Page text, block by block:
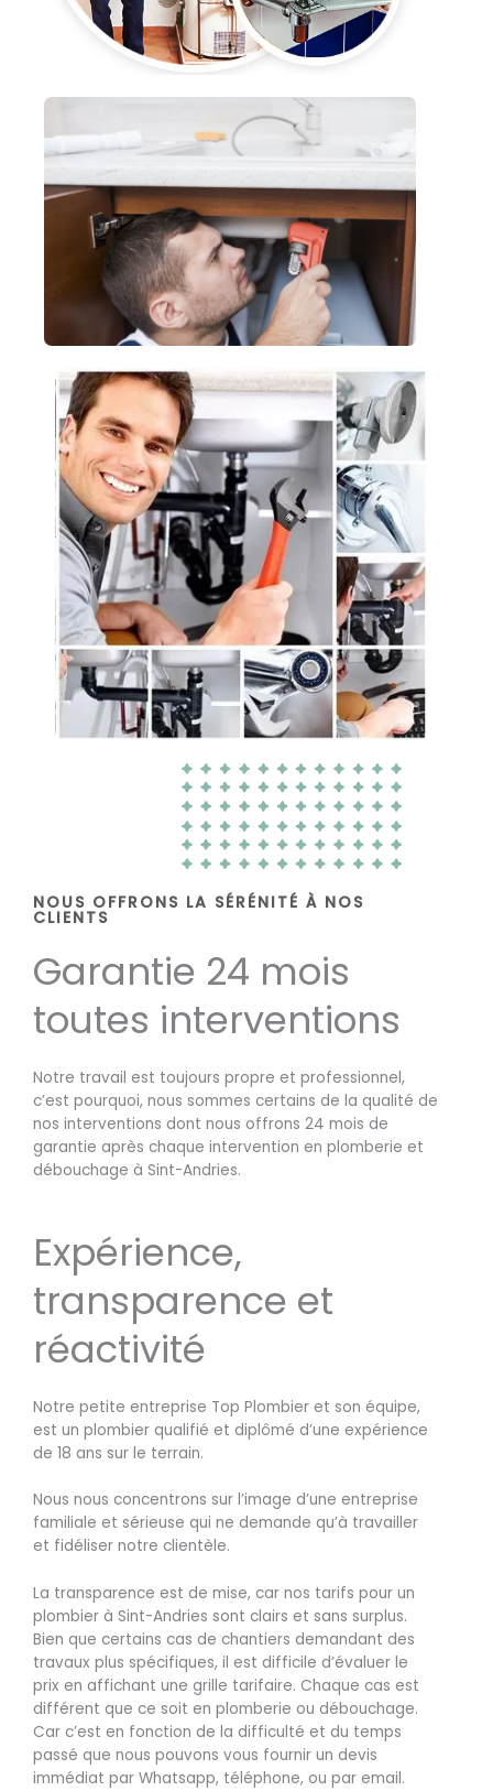
NOUS OFFRONS LA SÉRÉNITÉ À NOS
CLIENTS
Garantie 24 mois
toutes interventions
Notre travail est toujours propre et professionnel,
c’est pourquoi, nous sommes certains de la qualité de
nos interventions dont nous offrons 24 mois de
garantie après chaque intervention en plomberie et
débouchage à Sint-Andries.
Expérience,
transparence et
réactivité
Notre petite entreprise Top Plombier et son équipe,
est un plombier qualifié et diplômé d’une expérience
de 18 ans sur le terrain.
Nous nous concentrons sur l’image d’une entreprise
familiale et sérieuse qui ne demande qu’à travailler
et fidéliser notre clientèle.
La transparence est de mise, car nos tarifs pour un
plombier à Sint-Andries sont clairs et sans surplus.
Bien que certains cas de chantiers demandant des
travaux plus spécifiques, il est difficile d’évaluer le
prix en affichant une grille tarifaire. Chaque cas est
différent que ce soit en plomberie ou débouchage.
Car c’est en fonction de la difficulté et du temps
passé que nous pouvons vous fournir un devis
immédiat par Whatsapp, téléphone, ou par email.